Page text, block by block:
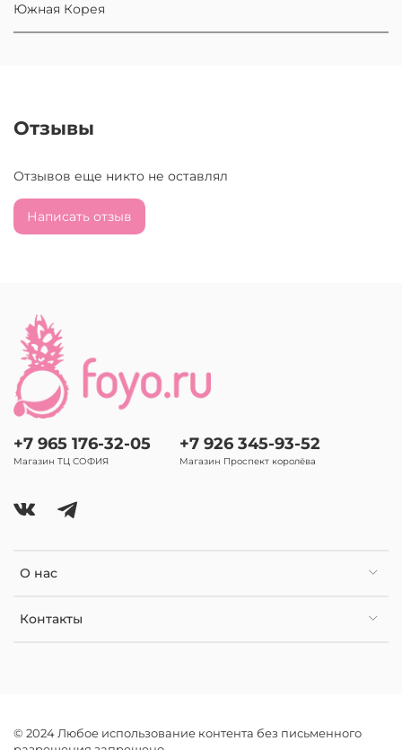
Южная Корея
Отзывы
Отзывов еще никто не оставлял
Написать отзыв
О нас
Контакты
+7 965 176-32-05
Магазин ТЦ СОФИЯ
+7 926 345-93-52
Магазин Проспект королёва
© 2024 Любое использование контента без письменного